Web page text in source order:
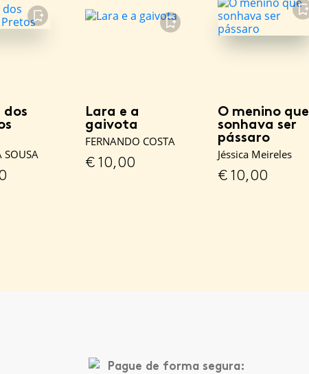
FAVORITO
dos
SOUSA
FAVORITO
Lara e a
gaivota
FERNANDO COSTA
€10,00
FAVORITO
O menino que
sonhava ser
pássaro
Jéssica Meireles
€10,00
Pague de forma segura: